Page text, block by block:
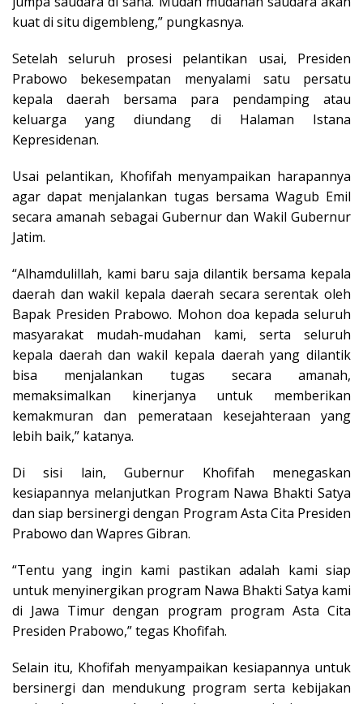
kuat di situ digembleng,” pungkasnya.
Setelah seluruh prosesi pelantikan usai, Presiden
Prabowo bekesempatan menyalami satu persatu
kepala daerah bersama para pendamping atau
keluarga yang diundang di Halaman Istana
Kepresidenan.
Usai pelantikan, Khofifah menyampaikan harapannya
agar dapat menjalankan tugas bersama Wagub Emil
secara amanah sebagai Gubernur dan Wakil Gubernur
Jatim.
“Alhamdulillah, kami baru saja dilantik bersama kepala
daerah dan wakil kepala daerah secara serentak oleh
Bapak Presiden Prabowo. Mohon doa kepada seluruh
masyarakat mudah-mudahan kami, serta seluruh
kepala daerah dan wakil kepala daerah yang dilantik
bisa menjalankan tugas secara amanah,
memaksimalkan kinerjanya untuk memberikan
kemakmuran dan pemerataan kesejahteraan yang
lebih baik,” katanya.
Di sisi lain, Gubernur Khofifah menegaskan
kesiapannya melanjutkan Program Nawa Bhakti Satya
dan siap bersinergi dengan Program Asta Cita Presiden
Prabowo dan Wapres Gibran.
“Tentu yang ingin kami pastikan adalah kami siap
untuk menyinergikan program Nawa Bhakti Satya kami
di Jawa Timur dengan program program Asta Cita
Presiden Prabowo,” tegas Khofifah.
Selain itu, Khofifah menyampaikan kesiapannya untuk
bersinergi dan mendukung program serta kebijakan